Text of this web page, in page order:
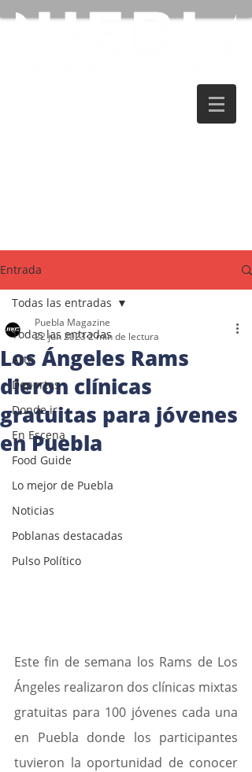
Entrada
Todas las entradas
Arte
Deportes
Donde ir
En Escena
Food Guide
Lo mejor de Puebla
Noticias
Poblanas destacadas
Pulso Político
Todas las entradas
Los Ángeles Rams
dieron clínicas
gratuitas para jóvenes
en Puebla
Puebla Magazine
22 jun 20232 min de lectura
Este fin de semana los Rams de Los
Ángeles realizaron dos clínicas mixtas
gratuitas para 100 jóvenes cada una
en Puebla donde los participantes
tuvieron la oportunidad de conocer